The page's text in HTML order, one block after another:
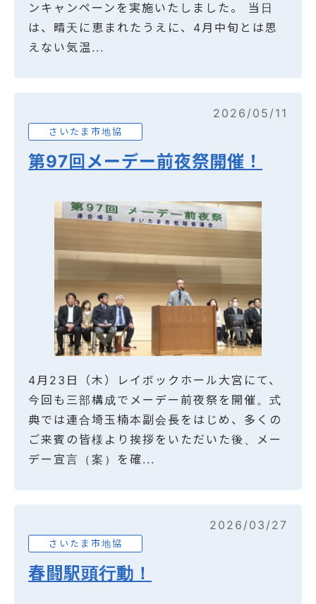
ンキャンペーンを実施いたしました。 当日
は、晴天に恵まれたうえに、4月中旬とは思
えない気温...
2026/05/11
さいたま市地協
第97回メーデー前夜祭開催！
4月23日（木）レイボックホール大宮にて、
今回も三部構成でメーデー前夜祭を開催。式
典では連合埼玉楠本副会長をはじめ、多くの
ご来賓の皆様より挨拶をいただいた後、メー
デー宣言（案）を確...
2026/03/27
さいたま市地協
春闘駅頭行動！